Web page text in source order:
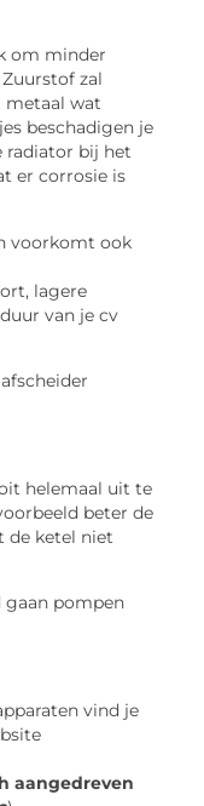
om minder
zal
metaal wat
beschadigen je
radiator bij het
er corrosie is
voorkomt ook
lagere
van je cv
helemaal uit te
beter de
de ketel niet
gaan pompen
vind je
aangedreven